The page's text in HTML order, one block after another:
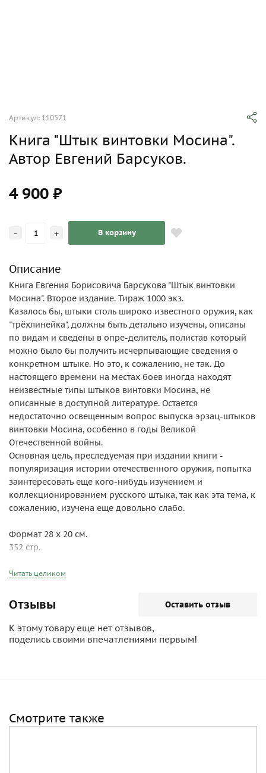
Артикул: 110571
Книга "Штык винтовки Мосина".
Автор Евгений Барсуков.
4 900 ₽
- + В корзину
Описание
Книга Евгения Борисовича Барсукова "Штык винтовки
Мосина". Второе издание. Тираж 1000 экз.
Казалось бы, штыки столь широко известного оружия, как
"трёхлинейка", должны быть детально изучены, описаны
по видам и сведены в опре-делитель, полистав который
можно было бы получить исчерпывающие сведения о
конкретном штыке. Но это, к сожалению, не так. До
настоящего времени на местах боев иногда находят
неизвестные типы штыков винтовки Мосина, не
описанные в доступной литературе. Остается
недостаточно освещенным вопрос выпуска эрзац-штыков
винтовки Мосина, особенно в годы Великой
Отечественной войны.
Основная цель, преследуемая при издании книги -
популяризация истории отечественного оружия, попытка
заинтересовать еще кого-нибудь изучением и
коллекционированием русского штыка, так как эта тема, к
сожалению, изучена еще довольно слабо.
Формат 28 х 20 см.
352 стр.
Читать целиком
Отзывы Оставить отзыв
К этому товару еще нет отзывов,
поделись своими впечатлениями первым!
Смотрите также